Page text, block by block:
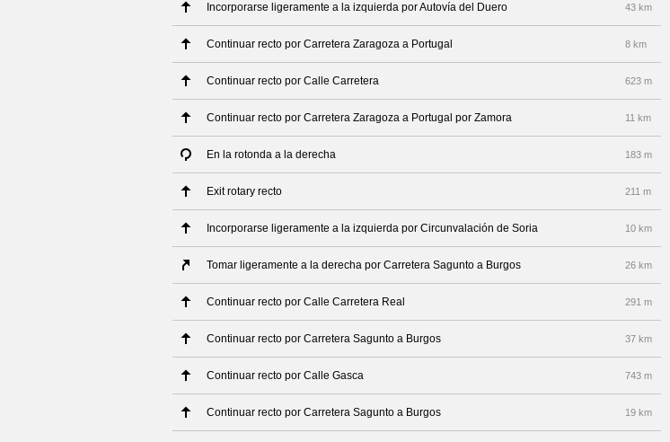
Incorporarse ligeramente a la izquierda por Autovía del Duero 43 km
Continuar recto por Carretera Zaragoza a Portugal 8 km
Continuar recto por Calle Carretera 623 m
Continuar recto por Carretera Zaragoza a Portugal por Zamora 11 km
En la rotonda a la derecha 183 m
Exit rotary recto 211 m
Incorporarse ligeramente a la izquierda por Circunvalación de Soria 10 km
Tomar ligeramente a la derecha por Carretera Sagunto a Burgos 26 km
Continuar recto por Calle Carretera Real 291 m
Continuar recto por Carretera Sagunto a Burgos 37 km
Continuar recto por Calle Gasca 743 m
Continuar recto por Carretera Sagunto a Burgos 19 km